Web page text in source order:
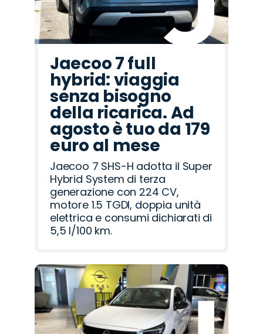
Jaecoo 7 full
hybrid: viaggia
senza bisogno
della ricarica. Ad
agosto è tuo da 179
euro al mese
Jaecoo 7 SHS-H adotta il Super
Hybrid System di terza
generazione con 224 CV,
motore 1.5 TGDI, doppia unità
elettrica e consumi dichiarati di
5,5 l/100 km.